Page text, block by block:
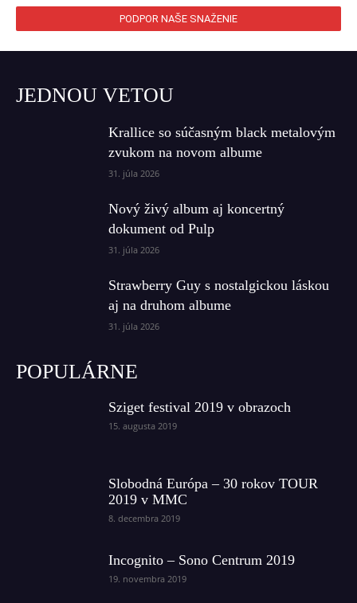
PODPOR NAŠE SNAŽENIE
JEDNOU VETOU
Krallice so súčasným black metalovým
zvukom na novom albume
31. júla 2026
Nový živý album aj koncertný
dokument od Pulp
31. júla 2026
Strawberry Guy s nostalgickou láskou
aj na druhom albume
31. júla 2026
POPULÁRNE
Sziget festival 2019 v obrazoch
15. augusta 2019
Slobodná Európa – 30 rokov TOUR
2019 v MMC
8. decembra 2019
Incognito – Sono Centrum 2019
19. novembra 2019